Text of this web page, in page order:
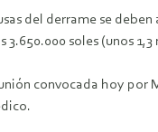
del derrame se
soles (unos
convocada hoy por